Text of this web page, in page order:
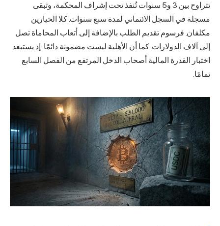
تتراوح بين 3 و5 سنوات تُنفذ تحت إشراف المحكمة، وتبقى
السجل الائتماني لمدة سبع سنوات. كلا الخيارين
فرسوم تقديم الطلب بالإضافة إلى أتعاب المحاماة تصل
الدولارات. كما أن الأهلية ليست مضمونة دائمًا: إذ يستبعد
القدرة المالية أصحاب الدخل المرتفع من الفصل السابع